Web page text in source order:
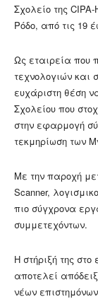
Σχολείο της
Ρόδο, από τις 19
Ως εταιρεία που
τεχνολογιών και
ευχάριστη θέση
Σχολείου που
στην εφαρμογή
τεκμηρίωση των
Με την παροχή
Scanner,
πιο σύγχρονα
συμμετεχόντων.
Η στήριξή της
αποτελεί
νέων